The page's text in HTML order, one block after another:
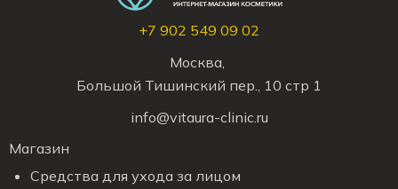
+7 902 549 09 02
Москва,
Большой Тишинский пер., 10 стр 1
info@vitaura-clinic.ru
Магазин
Средства для ухода за лицом